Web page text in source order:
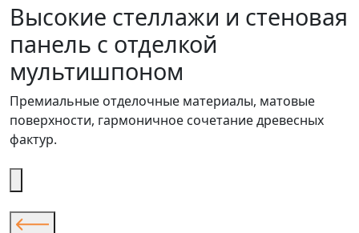
Высокие стеллажи и стеновая
панель с отделкой
мультишпоном
Премиальные отделочные материалы, матовые
поверхности, гармоничное сочетание древесных
фактур.